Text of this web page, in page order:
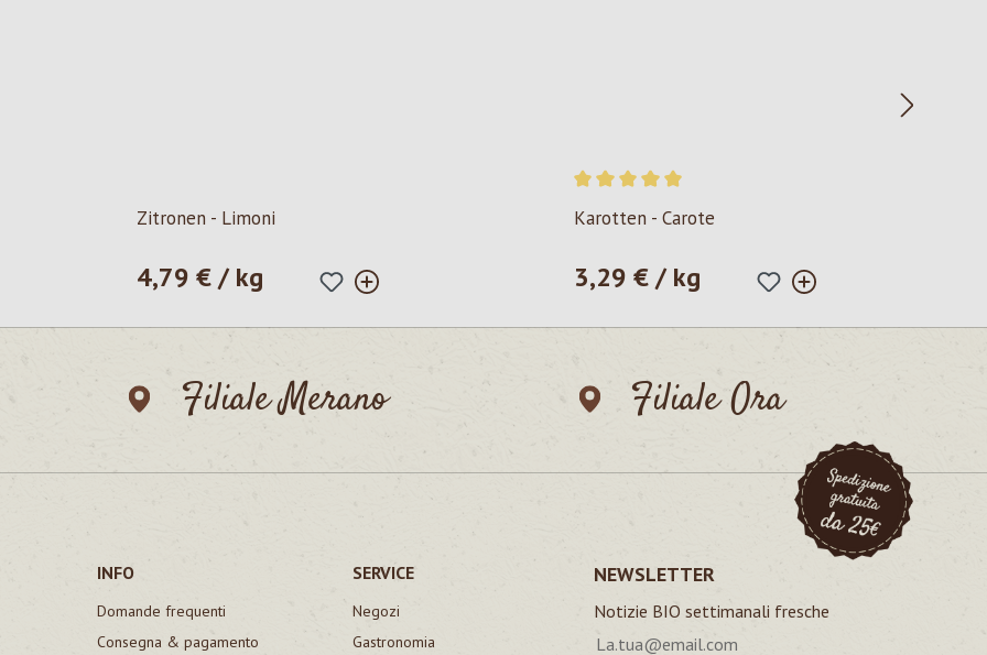
Zitronen - Limoni
Prezzo normale:
4,79 € / kg
Valutazione media di 5 su 5 stelle
Karotten - Carote
Prezzo normale:
3,29 € / kg
Filiale Merano Filiale Ora
INFO
Domande frequenti
Consegna & pagamento
SERVICE
Negozi
Gastronomia
NEWSLETTER
Notizie BIO settimanali fresche